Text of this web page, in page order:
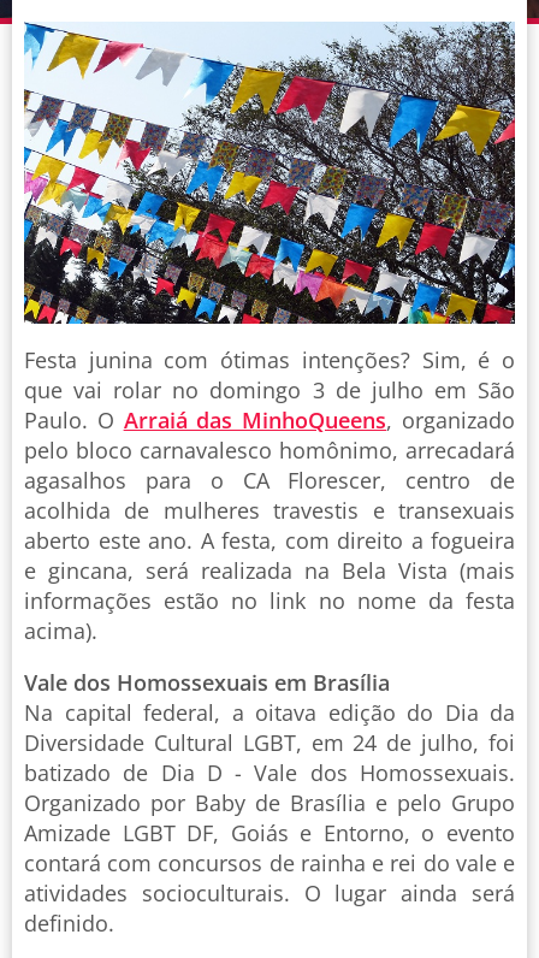
Festa junina com ótimas intenções? Sim, é o
que vai rolar no domingo 3 de julho em São
Paulo. O Arraiá das MinhoQueens, organizado
pelo bloco carnavalesco homônimo, arrecadará
agasalhos para o CA Florescer, centro de
acolhida de mulheres travestis e transexuais
aberto este ano. A festa, com direito a fogueira
e gincana, será realizada na Bela Vista (mais
informações estão no link no nome da festa
acima).
Vale dos Homossexuais em Brasília
Na capital federal, a oitava edição do Dia da
Diversidade Cultural LGBT, em 24 de julho, foi
batizado de Dia D - Vale dos Homossexuais.
Organizado por Baby de Brasília e pelo Grupo
Amizade LGBT DF, Goiás e Entorno, o evento
contará com concursos de rainha e rei do vale e
atividades socioculturais. O lugar ainda será
definido.